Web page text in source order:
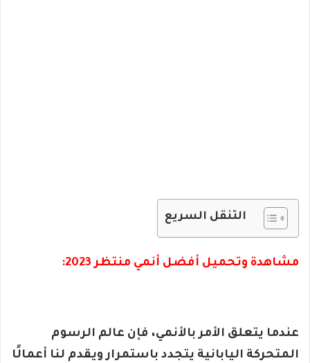
التنقل السريع
مشاهدة وتحميل أفضل أنمي منتظر 2023:
عندما يتعلق الأمر بالأنمي، فإن عالم الرسوم
المتحركة اليابانية يتجدد باستمرار ويقدم لنا أعمالًا